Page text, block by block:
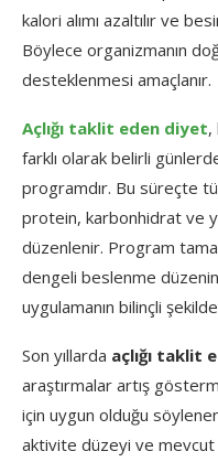
kalori alımı azaltılır ve
Böylece organizmanın
desteklenmesi amaçlanır.
Açlığı taklit eden diyet,
farklı olarak belirli
programdır. Bu süreçte
protein, karbonhidrat ve
düzenlenir. Program
dengeli beslenme
uygulamanın bilinçli
Son yıllarda açlığı taklit
araştırmalar artış
için uygun olduğu
aktivite düzeyi ve mevcut